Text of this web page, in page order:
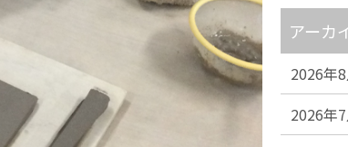
アーカ
2026年
2026年